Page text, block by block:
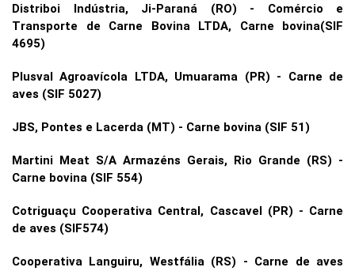
Distriboi Indústria, Ji-Paraná (RO) - Comércio e
Transporte de Carne Bovina LTDA, Carne bovina(SIF
4695)
Plusval Agroavícola LTDA, Umuarama (PR) - Carne de
aves (SIF 5027)
JBS, Pontes e Lacerda (MT) - Carne bovina (SIF 51)
Martini Meat S/A Armazéns Gerais, Rio Grande (RS) -
Carne bovina (SIF 554)
Cotriguaçu Cooperativa Central, Cascavel (PR) - Carne
de aves (SIF574)
Cooperativa Languiru, Westfália (RS) - Carne de aves